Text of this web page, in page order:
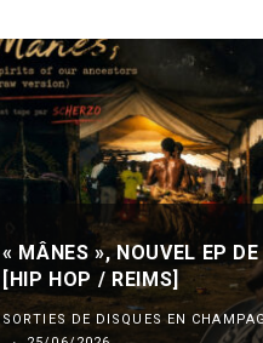
« MÂNES », NOUVEL EP
[HIP HOP / REIMS]
SORTIES DE DISQUES EN